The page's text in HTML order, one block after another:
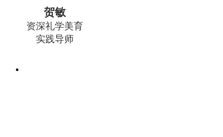
贺敏
资深礼学美育
实践导师